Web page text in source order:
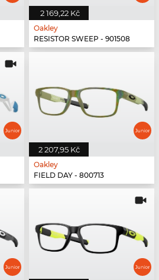
2 169,22 Kč
Oakley
RESISTOR SWEEP - 901508
2 207,95 Kč
Oakley
FIELD DAY - 800713